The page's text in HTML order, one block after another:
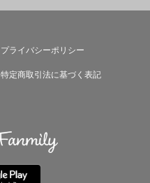
プライバシーポリシー
特定商取引法に基づく表記